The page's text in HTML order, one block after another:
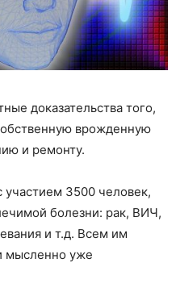
доказательства того,
врожденную
и ремонту.
участием 3500 человек,
болезни: рак, ВИЧ,
и т.д. Всем им
мысленно уже